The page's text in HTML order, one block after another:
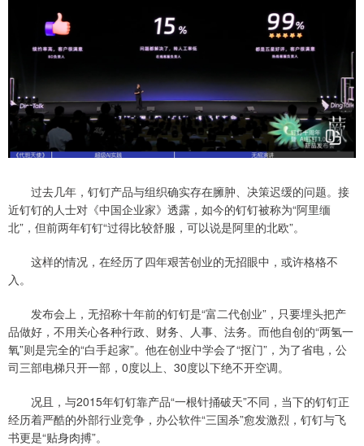
过去几年，钉钉产品与组织确实存在臃肿、决策迟缓的问题。接
近钉钉的人士对《中国企业家》透露，如今的钉钉被称为“阿里缅
北”，但前两年钉钉“过得比较舒服，可以说是阿里的北欧”。
这样的情况，在经历了四年艰苦创业的无招眼中，或许格格不
入。
发布会上，无招称十年前的钉钉是“富二代创业”，只要埋头把产
品做好，不用关心各种行政、财务、人事、法务。而他自创的“两氢一
氧”则是完全的“白手起家”。他在创业中学会了“抠门”，为了省电，公
司三部电梯只开一部，0度以上、30度以下绝不开空调。
况且，与2015年钉钉靠产品“一根针捅破天”不同，当下的钉钉正
经历着严酷的外部行业竞争，办公软件“三国杀”愈发激烈，钉钉与飞
书更是“贴身肉搏”。